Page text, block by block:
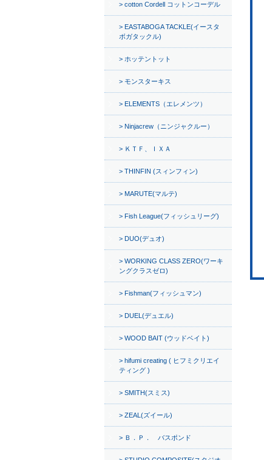
cotton Cordell コットンコーデル
EASTABOGA TACKLE(イースタ
ボガタックル)
ホッテントット
モンスターキス
ELEMENTS（エレメンツ）
Ninjacrew（ニンジャクルー）
ＫＴＦ、ＩＸＡ
THINFIN (スィンフィン)
MARUTE(マルテ)
Fish League(フィッシュリーグ)
DUO(デュオ)
WORKING CLASS ZERO(ワーキ
ングクラスゼロ)
Fishman(フィッシュマン)
DUEL(デュエル)
WOOD BAIT (ウッドベイト)
hifumi creating ( ヒフミクリエイ
ティング )
SMITH(スミス)
ZEAL(ズイール)
Ｂ．Ｐ． バスポンド